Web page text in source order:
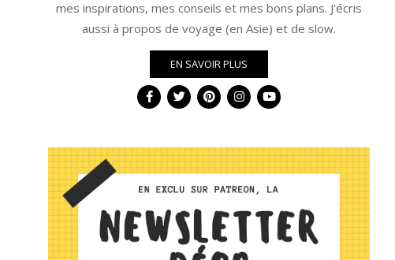
mes inspirations, mes conseils et mes bons plans. J'écris
aussi à propos de voyage (en Asie) et de slow.
EN SAVOIR PLUS